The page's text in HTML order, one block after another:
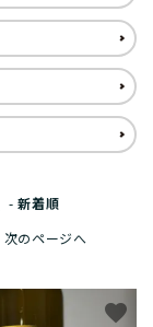
-新着順
次のページへ
favorite